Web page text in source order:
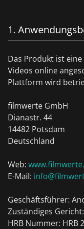
1.
Das Produkt ist
Videos online
Plattform wird
filmwerte GmbH
Dianastr. 44
14482 Potsdam
Deutschland
Web:
E-Mail:
Geschäftsführer:
Zuständiges
HRB Nummer: HRB